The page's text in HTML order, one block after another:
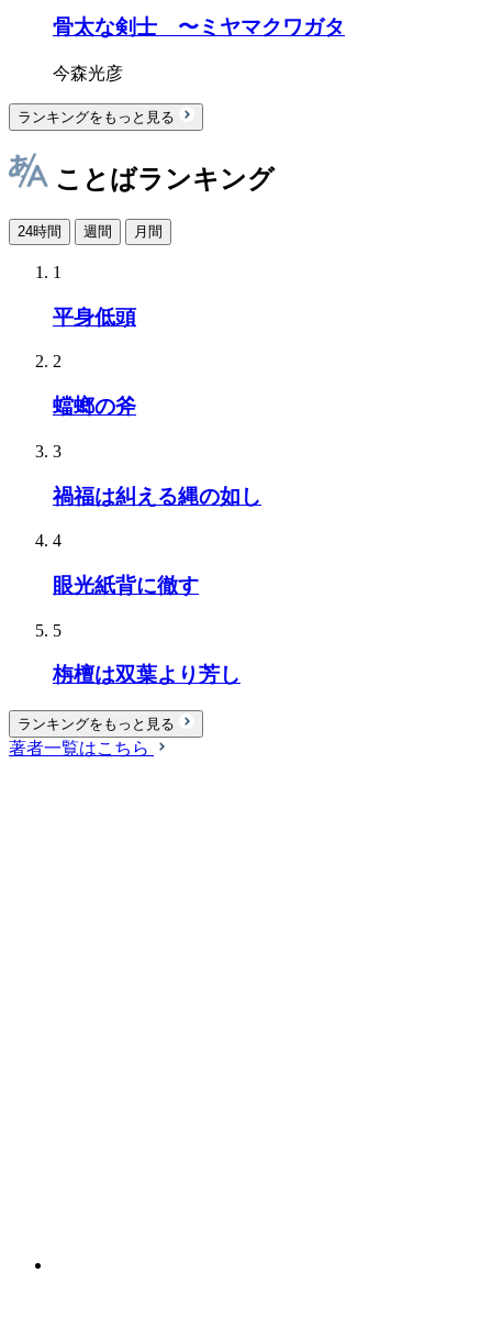
骨太な剣士 〜ミヤマクワガタ
今森光彦
ランキングをもっと見る
ことばランキング
24時間 週間 月間
1
平身低頭
2
蟷螂の斧
3
禍福は糾える縄の如し
4
眼光紙背に徹す
5
栴檀は双葉より芳し
ランキングをもっと見る
著者一覧はこちら